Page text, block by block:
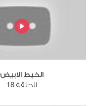
الخيط الابيض
الحلقة 18